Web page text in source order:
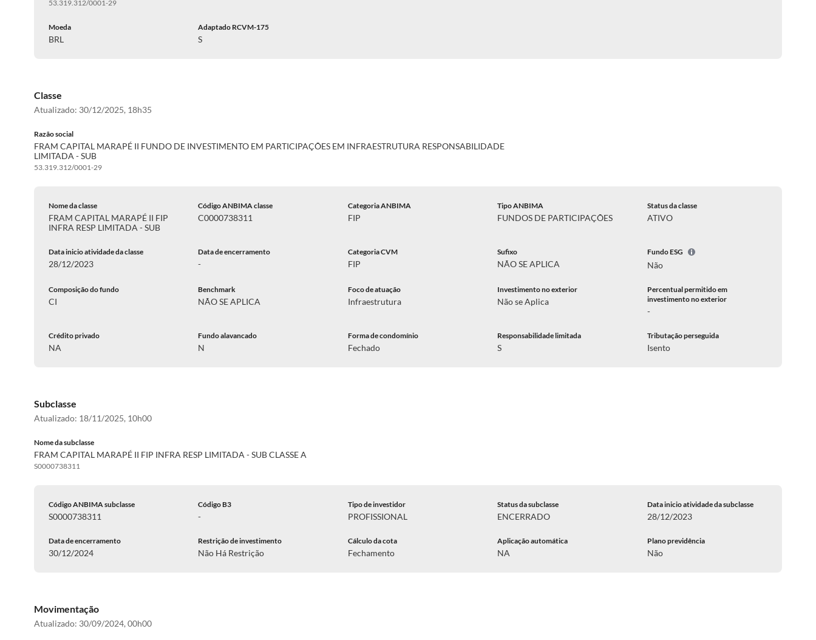
53.319.312/0001-29
Moeda
BRL
Adaptado RCVM-175
S
Classe
Atualizado: 30/12/2025, 18h35
Razão social
FRAM CAPITAL MARAPÉ II FUNDO DE INVESTIMENTO EM PARTICIPAÇÕES EM INFRAESTRUTURA RESPONSABILIDADE
LIMITADA - SUB
53.319.312/0001-29
Nome da classe
FRAM CAPITAL MARAPÉ II FIP
INFRA RESP LIMITADA - SUB
Código ANBIMA classe
C0000738311
Categoria ANBIMA
FIP
Tipo ANBIMA
FUNDOS DE PARTICIPAÇÕES
Status da classe
ATIVO
Data inicio atividade da classe
28/12/2023
Data de encerramento
-
Categoria CVM
FIP
Sufixo
NÃO SE APLICA
Fundo ESG
Não
Composição do fundo
CI
Benchmark
NÃO SE APLICA
Foco de atuação
Infraestrutura
Investimento no exterior
Não se Aplica
Percentual permitido em
investimento no exterior
-
Crédito privado
NA
Fundo alavancado
N
Forma de condomínio
Fechado
Responsabilidade limitada
S
Tributação perseguida
Isento
Subclasse
Atualizado: 18/11/2025, 10h00
Nome da subclasse
FRAM CAPITAL MARAPÉ II FIP INFRA RESP LIMITADA - SUB CLASSE A
S0000738311
Código ANBIMA subclasse
S0000738311
Código B3
-
Tipo de investidor
PROFISSIONAL
Status da subclasse
ENCERRADO
Data inicio atividade da subclasse
28/12/2023
Data de encerramento
30/12/2024
Restrição de investimento
Não Há Restrição
Cálculo da cota
Fechamento
Aplicação automática
NA
Plano previdência
Não
Movimentação
Atualizado: 30/09/2024, 00h00